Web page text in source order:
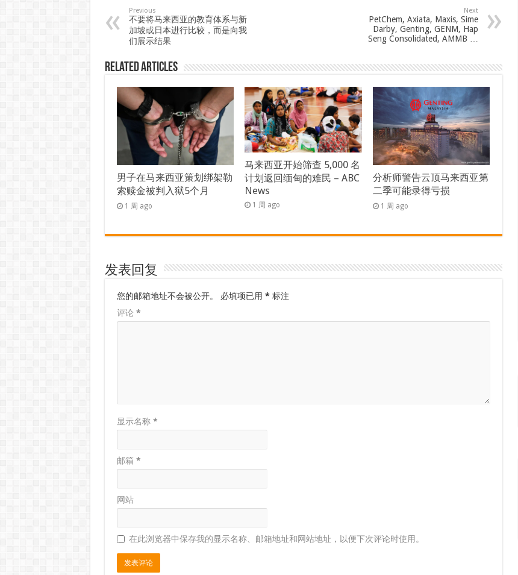
Previous
不要将马来西亚的教育体系与新
加坡或日本进行比较，而是向我
们展示结果
Next
PetChem, Axiata, Maxis, Sime
Darby, Genting, GENM, Hap
Seng Consolidated, AMMB …
Related Articles
男子在马来西亚策划绑架勒
索赎金被判入狱5个月
1 周 ago
马来西亚开始筛查 5,000 名
计划返回缅甸的难民 – ABC
News
1 周 ago
分析师警告云顶马来西亚第
二季可能录得亏损
1 周 ago
发表回复
您的邮箱地址不会被公开。 必填项已用 * 标注
评论 *
显示名称 *
邮箱 *
网站
在此浏览器中保存我的显示名称、邮箱地址和网站地址，以便下次评论时使用。